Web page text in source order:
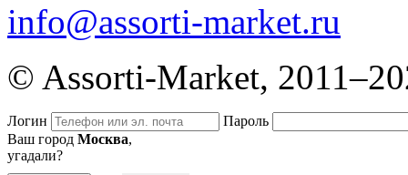
info@assorti-market.ru
© Assorti-Market,
Логин
Пароль
Ваш город Москва,
угадали?